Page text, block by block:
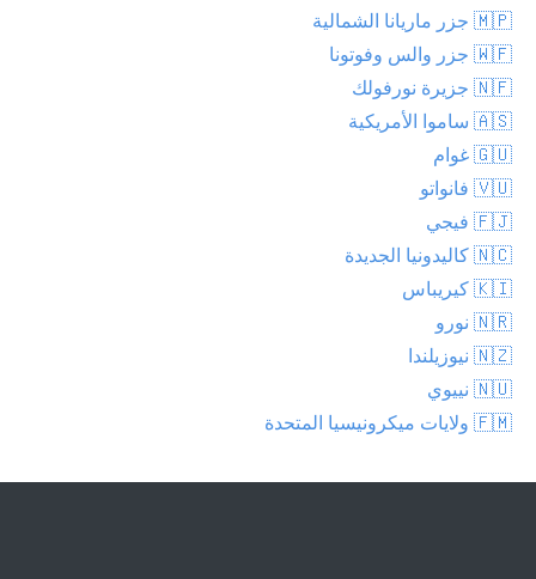
🇲🇵 جزر ماريانا الشمالية
🇼🇫 جزر والس وفوتونا
🇳🇫 جزيرة نورفولك
🇦🇸 ساموا الأمريكية
🇬🇺 غوام
🇻🇺 فانواتو
🇫🇯 فيجي
🇳🇨 كاليدونيا الجديدة
🇰🇮 كيريباس
🇳🇷 نورو
🇳🇿 نيوزيلندا
🇳🇺 نييوي
🇫🇲 ولايات ميكرونيسيا المتحدة